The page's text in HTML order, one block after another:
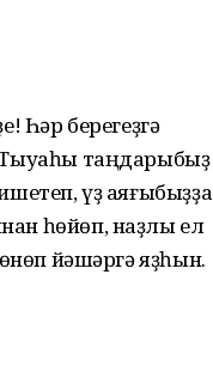
Һәр берегеҙгә
таңдарыбыҙ
үҙ аяғыбыҙҙа
һөйөп, наҙлы ел
йәшәргә яҙһын.